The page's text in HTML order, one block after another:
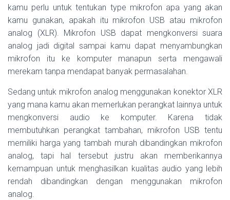
kamu perlu untuk tentukan type mikrofon apa yang akan
kamu gunakan, apakah itu mikrofon USB atau mikrofon
analog (XLR). Mikrofon USB dapat mengkonversi suara
analog jadi digital sampai kamu dapat menyambungkan
mikrofon itu ke komputer manapun serta mengawali
merekam tanpa mendapat banyak permasalahan.
Sedang untuk mikrofon analog menggunakan konektor XLR
yang mana kamu akan memerlukan perangkat lainnya untuk
mengkonversi audio ke komputer. Karena tidak
membutuhkan perangkat tambahan, mikrofon USB tentu
memiliki harga yang tambah murah dibandingkan mikrofon
analog, tapi hal tersebut justru akan memberikannya
kemampuan untuk menghasilkan kualitas audio yang lebih
rendah dibandingkan dengan menggunakan mikrofon
analog.